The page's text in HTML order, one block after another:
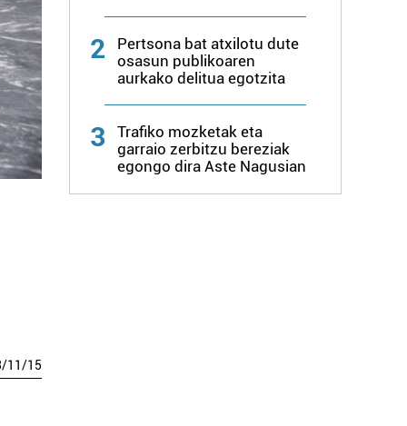
/11/15
2
Pertsona bat atxilotu dute
osasun publikoaren
aurkako delitua egotzita
3
Trafiko mozketak eta
garraio zerbitzu bereziak
egongo dira Aste Nagusian